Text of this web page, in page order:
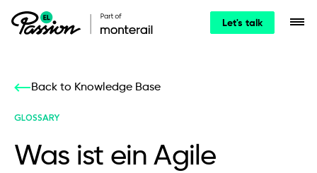
Let's talk
Back to Knowledge Base
GLOSSARY
Was ist ein Agile